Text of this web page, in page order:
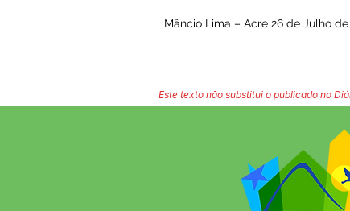
Mâncio Lima – Acre 26 de Julho de
Este texto não substitui o publicado no